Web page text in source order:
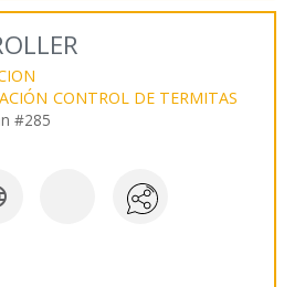
CONTROL DE TERMITAS
#285